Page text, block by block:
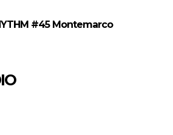
#45 Montemarco